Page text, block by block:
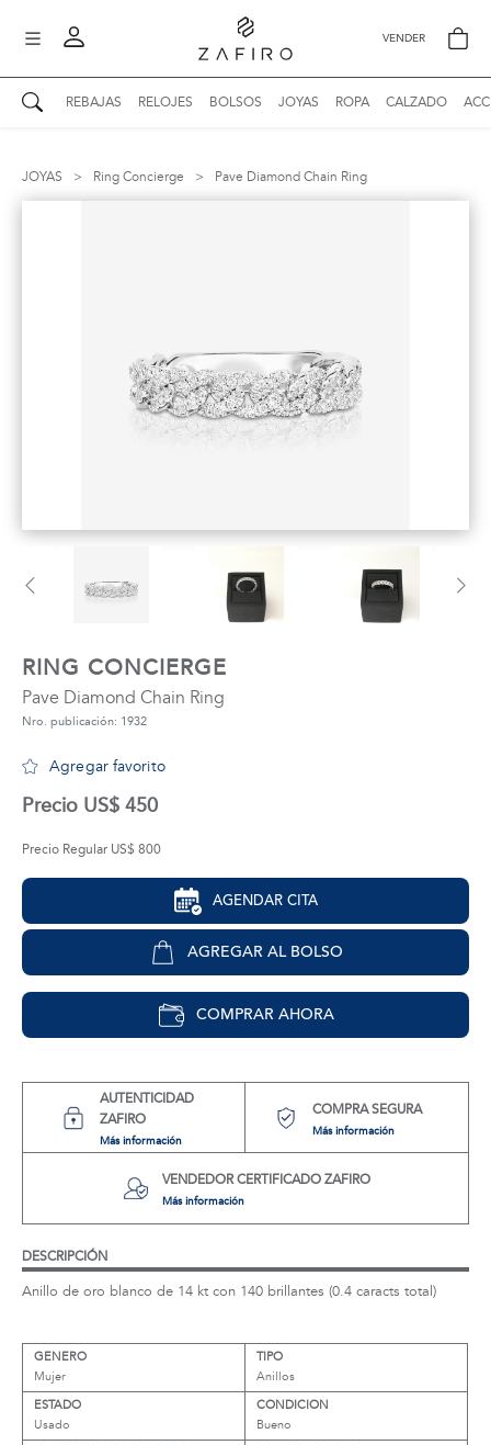
VENDER
REBAJAS RELOJES BOLSOS JOYAS ROPA CALZADO
Mis mensajes
Cerrar sesión
JOYAS > Ring Concierge > Pave Diamond Chain Ring
RING CONCIERGE
Pave Diamond Chain Ring
Nro. publicación: 1932
Agregar favorito
Precio US$ 450
Precio Regular US$ 800
AGENDAR CITA
AGREGAR AL BOLSO
COMPRAR AHORA
AUTENTICIDAD
ZAFIRO
Más información
COMPRA SEGURA
Más información
VENDEDOR CERTIFICADO ZAFIRO
Más información
DESCRIPCIÓN
Anillo de oro blanco de 14 kt con 140 brillantes (0.4 caracts total)
GENERO
Mujer
TIPO
Anillos
ESTADO
Usado
CONDICION
Bueno